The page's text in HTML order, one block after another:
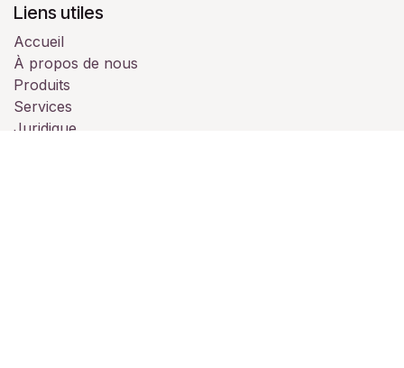
Liens utiles
Accueil
À propos de nous
Produits
Services
Juridique